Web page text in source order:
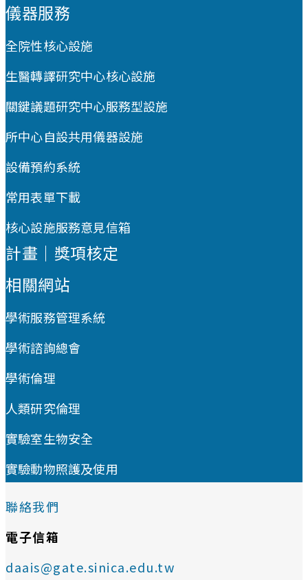
儀器服務
全院性核心設施
生醫轉譯研究中心核心設施
關鍵議題研究中心服務型設施
所中心自設共用儀器設施
設備預約系統
常用表單下載
核心設施服務意見信箱
計畫｜獎項核定
相關網站
學術服務管理系統
學術諮詢總會
學術倫理
人類研究倫理
實驗室生物安全
實驗動物照護及使用
聯絡我們
電子信箱
daais@gate.sinica.edu.tw